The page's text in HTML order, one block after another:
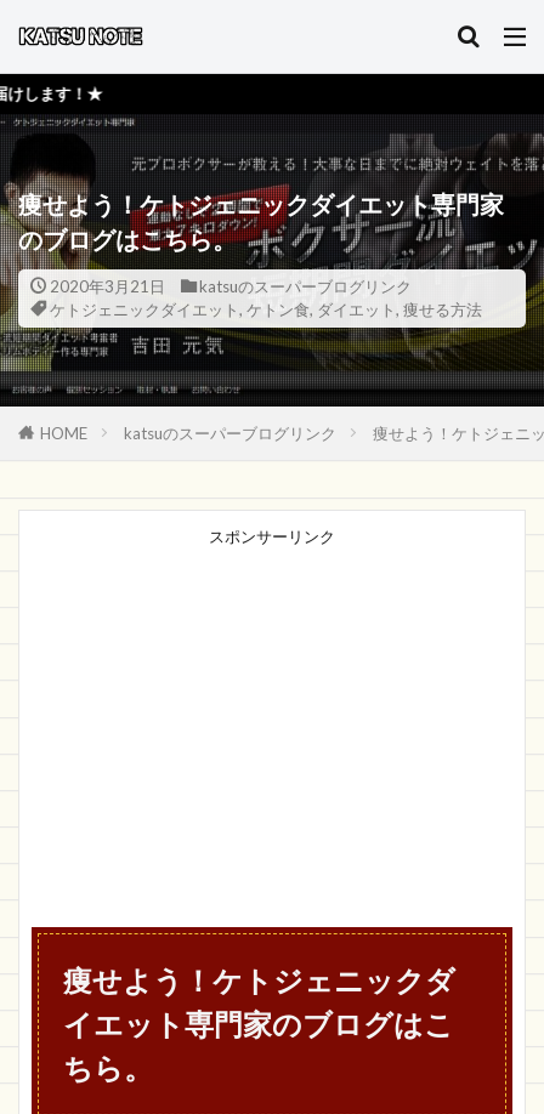
痩せよう！ケトジェニックダイエット専門家
のブログはこちら。
2020年3月21日
katsuのスーパーブログリンク
ケトジェニックダイエット, ケトン食, ダイエット, 痩せる方法
HOME katsuのスーパーブログリンク 痩せよう！ケトジェニ
スポンサーリンク
痩せよう！ケトジェニックダ
イエット専門家のブログはこ
ちら。